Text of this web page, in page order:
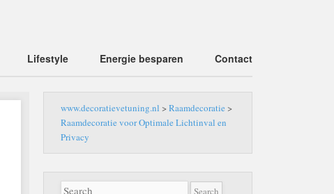
Lifestyle Energie besparen Contact
www.decoratievetuning.nl > Raamdecoratie >
Raamdecoratie voor Optimale Lichtinval en
Privacy